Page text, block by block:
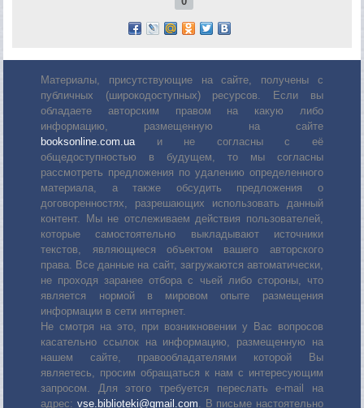
Материалы, присутствующие на сайте, получены с
публичных (широкодоступных) ресурсов. Если вы
обладаете авторским правом на какую либо
информацию, размещенную на сайте
booksonline.com.uaи не согласны с её
общедоступностью в будущем, то мы согласны
рассмотреть предложения по удалению определенного
материала, а также обсудить предложения о
договоренностях, разрешающих использовать данный
контент. Мы не отслеживаем действия пользователей,
которые самостоятельно выкладывают источники
текстов, являющиеся объектом вашего авторского
права. Все данные на сайт, загружаются автоматически,
не проходя заранее отбора с чьей либо стороны, что
является нормой в мировом опыте размещения
информации в сети интернет.
Не смотря на это, при возникновении у Вас вопросов
касательно ссылок на информацию, размещенную на
нашем сайте, правообладателями которой Вы
являетесь, просим обращаться к нам с интересующим
запросом. Для этого требуется переслать е-mail на
адрес: vse.biblioteki@gmail.com. В письме настоятельно